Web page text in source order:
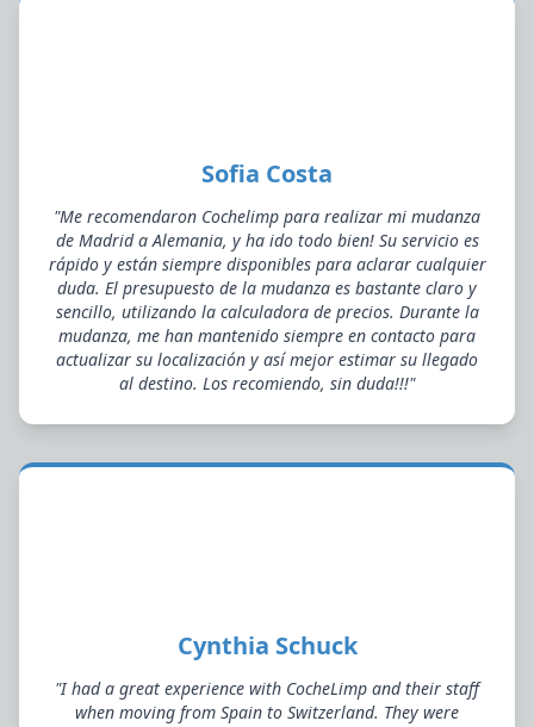
Sofia Costa
"Me recomendaron Cochelimp para realizar mi mudanza
de Madrid a Alemania, y ha ido todo bien! Su servicio es
rápido y están siempre disponibles para aclarar cualquier
duda. El presupuesto de la mudanza es bastante claro y
sencillo, utilizando la calculadora de precios. Durante la
mudanza, me han mantenido siempre en contacto para
actualizar su localización y así mejor estimar su llegado
al destino. Los recomiendo, sin duda!!!"
Cynthia Schuck
"I had a great experience with CocheLimp and their staff
when moving from Spain to Switzerland. They were